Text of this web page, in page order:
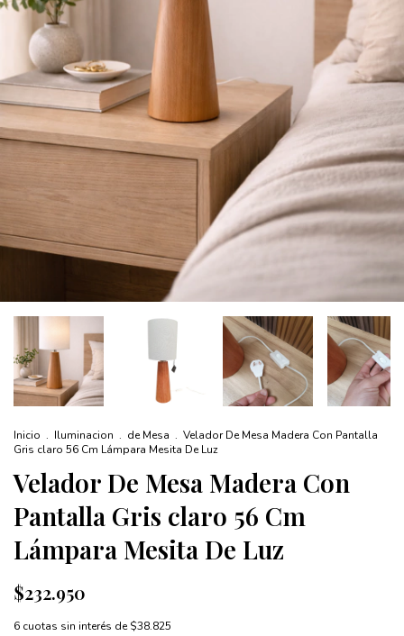
Inicio . Iluminacion . de Mesa . Velador De Mesa Madera Con Pantalla
Gris claro 56 Cm Lámpara Mesita De Luz
Velador De Mesa Madera Con
Pantalla Gris claro 56 Cm
Lámpara Mesita De Luz
$232.950
6 cuotas sin interés de$38.825